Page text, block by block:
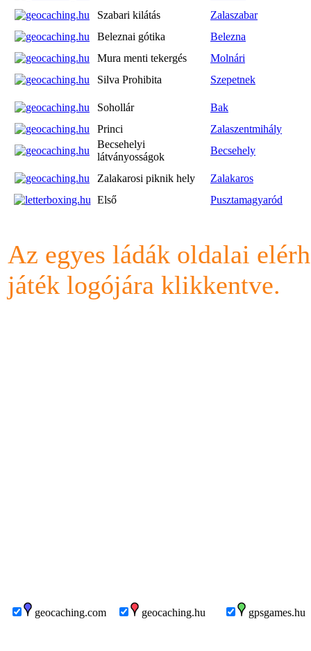
Szabari kilátás
Zalaszabar
Beleznai gótika
Belezna
Mura menti tekergés
Molnári
Silva Prohibita
Szepetnek
Sohollár
Bak
Princi
Zalaszentmihály
Becsehelyi
látványosságok
Becsehely
Zalakarosi piknik hely
Zalakaros
Első
Pusztamagyaród
Az egyes ládák oldalai
játék logójára klikkentve.
geocaching.com geocaching.hu gpsgames.hu